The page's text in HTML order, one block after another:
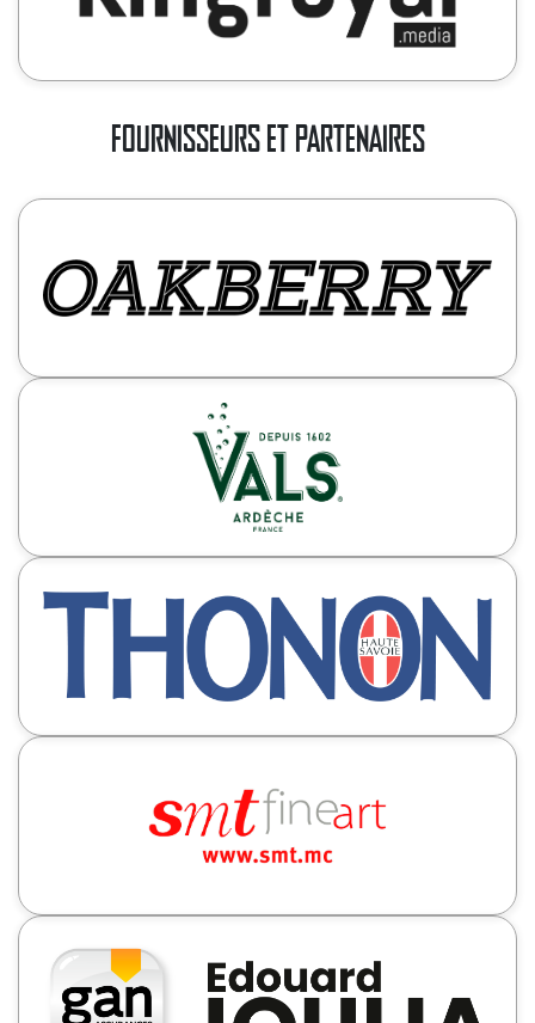
FOURNISSEURS ET PARTENAIRES